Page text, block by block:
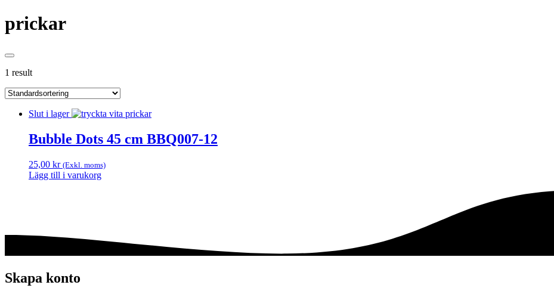
prickar
1 result
Slut i lager
Bubble Dots 45 cm BBQ007-12
25,00 kr (Exkl. moms)
Lägg till i varukorg
Skapa konto